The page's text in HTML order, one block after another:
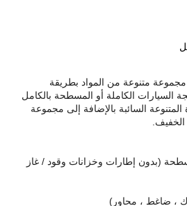
متنوعة من المواد بطريقة
السيارات الكاملة أو المسطحة بالكامل
السائبة بالإضافة إلى مجموعة
(بدون إطارات وخزانات وقود / غاز